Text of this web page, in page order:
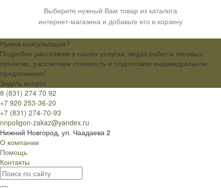
Выберите нужный Вам товар из каталога
интернет-магазина и добавьте его в корзину
Нужна консультация?
Подробно расскажем о наших услугах, видах работ и типовых
проектах, рассчитаем стоимость и подготовим индивидуальное
предложение!
Задать вопрос
8 (831) 274 70 92
+7 920 253-36-20
+7 (831) 274-70-93
nnpoligon-zakaz@yandex.ru
Нижний Новгород, ул. Чаадаева 2
О компании
Помощь
Контакты